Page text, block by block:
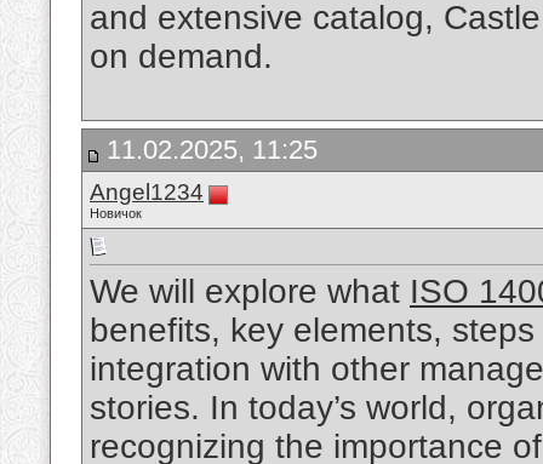
and extensive catalog,
on demand.
11.02.2025, 11:25
Angel1234
Новичок
We will explore what ISO
benefits, key elements,
integration with other
stories. In today’s world,
recognizing the importance